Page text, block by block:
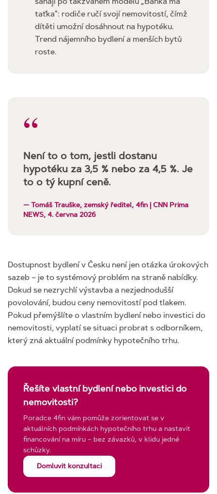
taťka": rodiče ručí svojí nemovitostí, čímž
dítěti umožní dosáhnout na hypotéku.
Trend nájemního bydlení a menších bytů
roste.
“
Není to o tom, jestli dostanu
hypotéku za 3,5 % nebo za 4,5 %. Je
to o tý kupní ceně.
— Tomáš Trauške, zemský ředitel, 4fin | CNN Prima
NEWS, 4. června 2026
Dostupnost bydlení v Česku není jen otázka úrokových
sazeb – je to systémový problém na straně nabídky.
Dokud se nezrychlí výstavba a nezjednodušší
povolování, budou ceny nemovitostí pod tlakem.
Pokud přemýšlíte o vlastním bydlení nebo investici do
nemovitosti, vyplatí se situaci probrat s odborníkem,
který zná aktuální podmínky hypotečního trhu.
Řešíte vlastní bydlení nebo investici do
nemovitosti?
Poradce 4fin vám pomůže zorientovat se v
aktuálních podmínkách hypotečního trhu a nastavit
financování na míru – bez závazků, v klidu jedné
schůzky.
Domluvit konzultaci